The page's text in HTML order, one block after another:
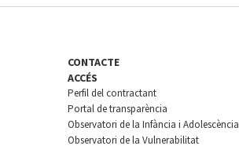
CONTACTE
ACCÉS
Perfil del contractant
Portal de transparència
Observatori de la Infància i Adolescència
Observatori de la Vulnerabilitat